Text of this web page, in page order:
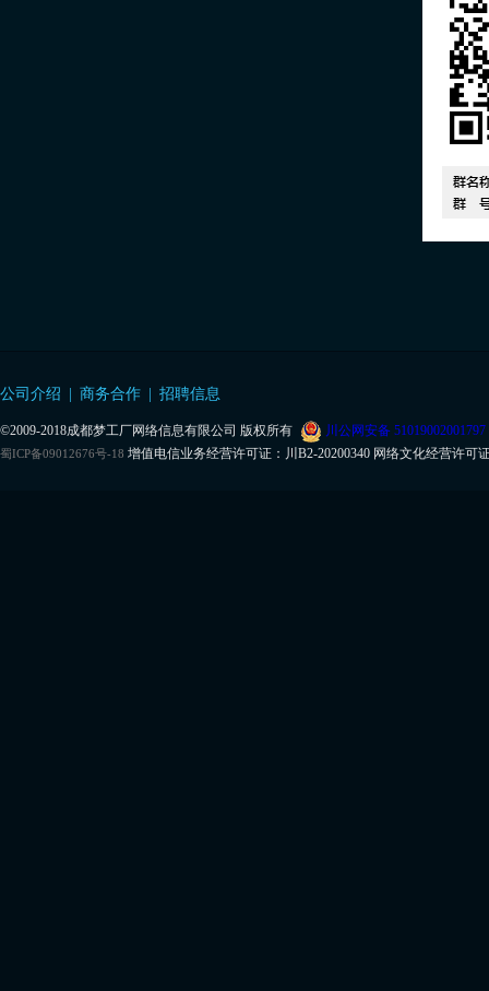
公司介绍 商务合作 招聘信息
©2009-2018成都梦工厂网络信息有限公司 版权所有 川公网安备 51019002001797
蜀ICP备09012676号-18 增值电信业务经营许可证：川B2-20200340 网络文化经营许可